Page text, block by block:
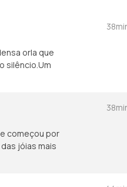
orla que
silêncio.Um
começou por
jóias mais